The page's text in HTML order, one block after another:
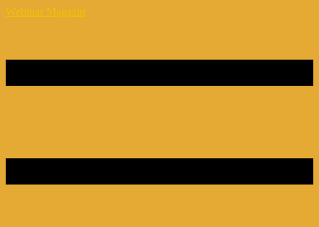
Webinar Magazin